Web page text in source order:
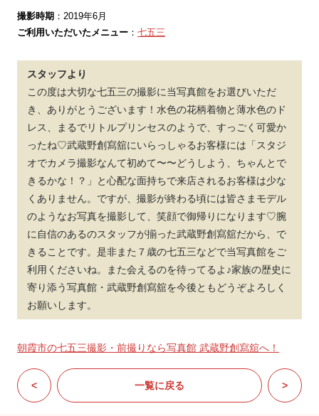
撮影時期 ：2019年6月
ご利用いただいたメニュー ： 七五三
スタッフより
この度は大切な七五三の撮影に当写真館をお選びいただ
き、ありがとうございます！水色の花柄着物と薄水色のド
レス、まるでリトルプリンセスのようで、すっごく可愛か
ったね♡武蔵野創寫舘にいらっしゃるお客様には「スタジ
オでカメラ撮影なんて初めて〜〜どうしよう、ちゃんとで
きるかな！？」と心配な面持ちで来店されるお客様は少な
くありません。ですが、撮影が終わる頃には皆さまモデル
のようなお写真を撮影して、笑顔で御帰りになります♡腕
に自信のあるのスタッフが揃った武蔵野創寫舘だから、で
きることです。是非また７歳の七五三などで当写真館をご
利用くださいね。また会えるのを待ってるよ♪家族の歴史に
寄り添う写真館・武蔵野創寫舘を今後ともどうぞよろしく
お願いします。
朝霞市の七五三撮影・前撮りなら写真館 武蔵野創寫舘へ！
< 一覧に戻る >